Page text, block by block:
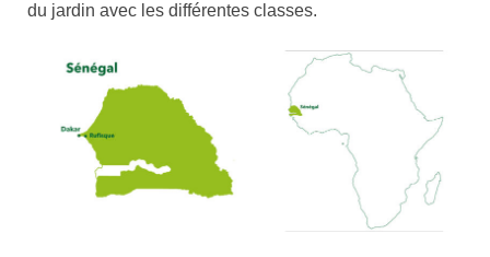
du jardin avec les différentes classes.